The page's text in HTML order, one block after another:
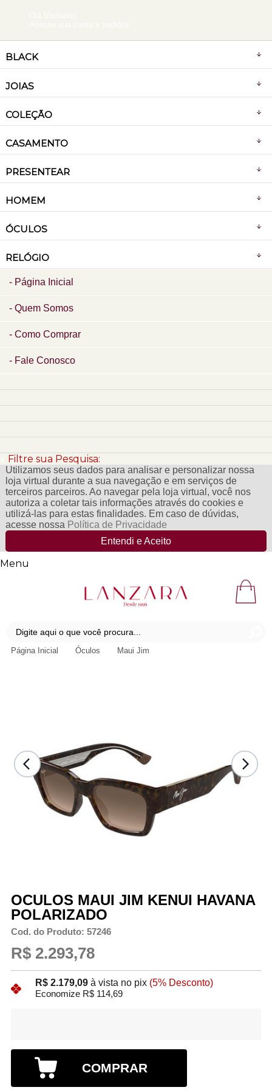
BLACK
JOIAS
COLEÇÃO
CASAMENTO
PRESENTEAR
HOMEM
ÓCULOS
RELÓGIO
Página Inicial
Quem Somos
Como Comprar
Fale Conosco
Filtre sua Pesquisa:
Utilizamos seus dados para analisar e personalizar nossa
loja virtual durante a sua navegação e em serviços de
terceiros parceiros. Ao navegar pela loja virtual, você nos
autoriza a coletar tais informações através do cookies e
utilizá-las para estas finalidades. Em caso de dúvidas,
acesse nossa Política de Privacidade
Entendi e Aceito
Menu
Página Inicial Óculos Maui Jim
OCULOS MAUI JIM KENUI HAVANA
POLARIZADO
Cod. do Produto: 57246
R$ 2.293,78
R$ 2.179,09 à vista no pix (5% Desconto)
Economize R$ 114,69
COMPRAR